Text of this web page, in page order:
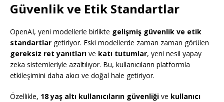
Güvenlik ve Etik Standartlar
OpenAI, yeni modellerle birlikte gelişmiş güvenlik ve etik
standartlar getiriyor. Eski modellerde zaman zaman görülen
gereksiz ret yanıtları ve katı tutumlar, yeni nesil yapay
zeka sistemleriyle azaltılıyor. Bu, kullanıcıların platformla
etkileşimini daha akıcı ve doğal hale getiriyor.
Özellikle, 18 yaş altı kullanıcıların güvenliği ve kullanıcı